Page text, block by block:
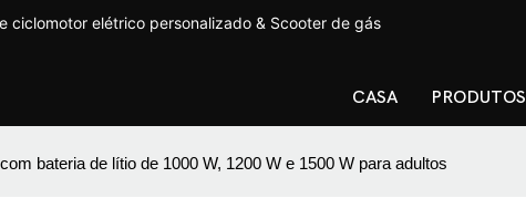
ciclomotor elétrico personalizado & Scooter de gás
CASA PRODUTOS
bateria de lítio de 1000 W, 1200 W e 1500 W para adultos